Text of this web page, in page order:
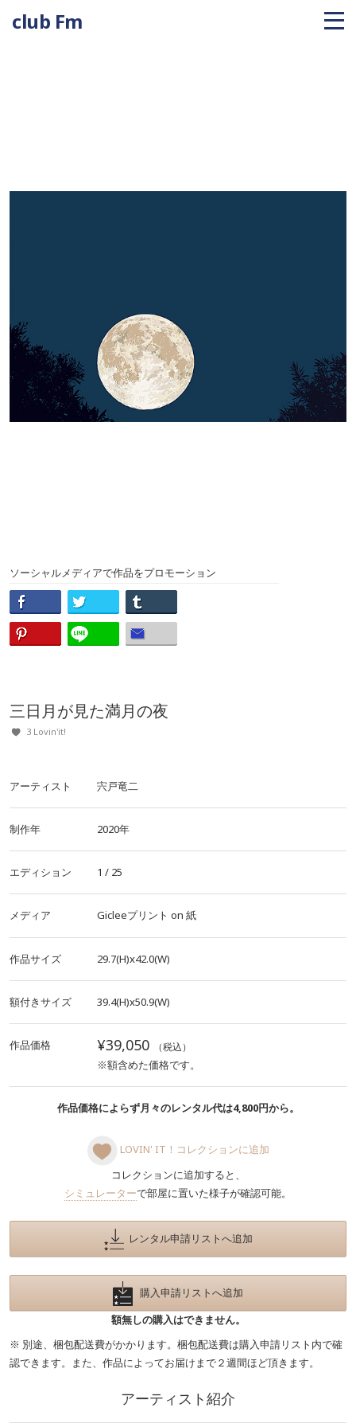
club Fm
ソーシャルメディアで作品をプロモーション
三日月が見た満月の夜
3 Lovin'it!
アーティスト 宍戸竜二
制作年 2020年
エディション 1 / 25
メディア Gicleeプリント on 紙
作品サイズ 29.7(H)x42.0(W)
額付きサイズ 39.4(H)x50.9(W)
作品価格 ¥39,050 （税込）
※額含めた価格です。
作品価格によらず月々のレンタル代は4,800円から。
LOVIN' IT！コレクションに追加
コレクションに追加すると、
シミュレーターで部屋に置いた様子が確認可能。
レンタル申請リストへ追加
購入申請リストへ追加
額無しの購入はできません。
※ 別途、梱包配送費がかかります。梱包配送費は購入申請リスト内で確
認できます。また、作品によってお届けまで２週間ほど頂きます。
アーティスト紹介